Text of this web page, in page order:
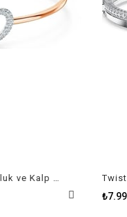
Swarovski İnfinity Sonsuzluk ve Kalp Sembollü Beyaz Bileklik Twist